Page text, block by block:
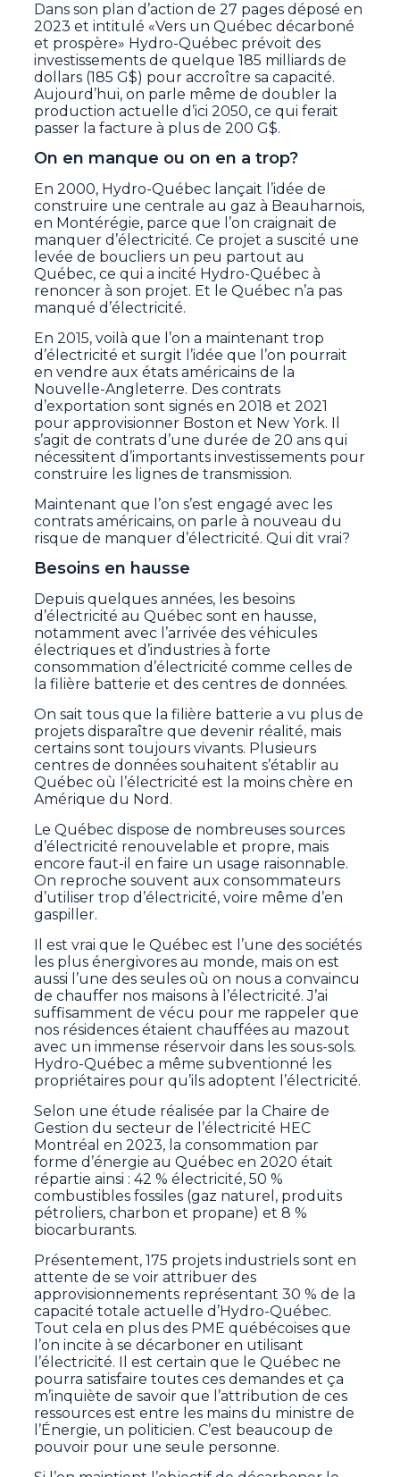
Dans son plan d’action de 27 pages déposé en
2023 et intitulé «Vers un Québec décarboné
et prospère» Hydro-Québec prévoit des
investissements de quelque 185 milliards de
dollars (185 G$) pour accroître sa capacité.
Aujourd’hui, on parle même de doubler la
production actuelle d’ici 2050, ce qui ferait
passer la facture à plus de 200 G$.
On en manque ou on en a trop?
En 2000, Hydro-Québec lançait l’idée de
construire une centrale au gaz à Beauharnois,
en Montérégie, parce que l’on craignait de
manquer d’électricité. Ce projet a suscité une
levée de boucliers un peu partout au
Québec, ce qui a incité Hydro-Québec à
renoncer à son projet. Et le Québec n’a pas
manqué d’électricité.
En 2015, voilà que l’on a maintenant trop
d’électricité et surgit l’idée que l’on pourrait
en vendre aux états américains de la
Nouvelle-Angleterre. Des contrats
d’exportation sont signés en 2018 et 2021
pour approvisionner Boston et New York. Il
s’agit de contrats d’une durée de 20 ans qui
nécessitent d’importants investissements pour
construire les lignes de transmission.
Maintenant que l’on s’est engagé avec les
contrats américains, on parle à nouveau du
risque de manquer d’électricité. Qui dit vrai?
Besoins en hausse
Depuis quelques années, les besoins
d’électricité au Québec sont en hausse,
notamment avec l’arrivée des véhicules
électriques et d’industries à forte
consommation d’électricité comme celles de
la filière batterie et des centres de données.
On sait tous que la filière batterie a vu plus de
projets disparaître que devenir réalité, mais
certains sont toujours vivants. Plusieurs
centres de données souhaitent s’établir au
Québec où l’électricité est la moins chère en
Amérique du Nord.
Le Québec dispose de nombreuses sources
d’électricité renouvelable et propre, mais
encore faut-il en faire un usage raisonnable.
On reproche souvent aux consommateurs
d’utiliser trop d’électricité, voire même d’en
gaspiller.
Il est vrai que le Québec est l’une des sociétés
les plus énergivores au monde, mais on est
aussi l’une des seules où on nous a convaincu
de chauffer nos maisons à l’électricité. J’ai
suffisamment de vécu pour me rappeler que
nos résidences étaient chauffées au mazout
avec un immense réservoir dans les sous-sols.
Hydro-Québec a même subventionné les
propriétaires pour qu’ils adoptent l’électricité.
Selon une étude réalisée par la Chaire de
Gestion du secteur de l’électricité HEC
Montréal en 2023, la consommation par
forme d’énergie au Québec en 2020 était
répartie ainsi : 42 % électricité, 50 %
combustibles fossiles (gaz naturel, produits
pétroliers, charbon et propane) et 8 %
biocarburants.
Présentement, 175 projets industriels sont en
attente de se voir attribuer des
approvisionnements représentant 30 % de la
capacité totale actuelle d’Hydro-Québec.
Tout cela en plus des PME québécoises que
l’on incite à se décarboner en utilisant
l’électricité. Il est certain que le Québec ne
pourra satisfaire toutes ces demandes et ça
m’inquiète de savoir que l’attribution de ces
ressources est entre les mains du ministre de
l’Énergie, un politicien. C’est beaucoup de
pouvoir pour une seule personne.